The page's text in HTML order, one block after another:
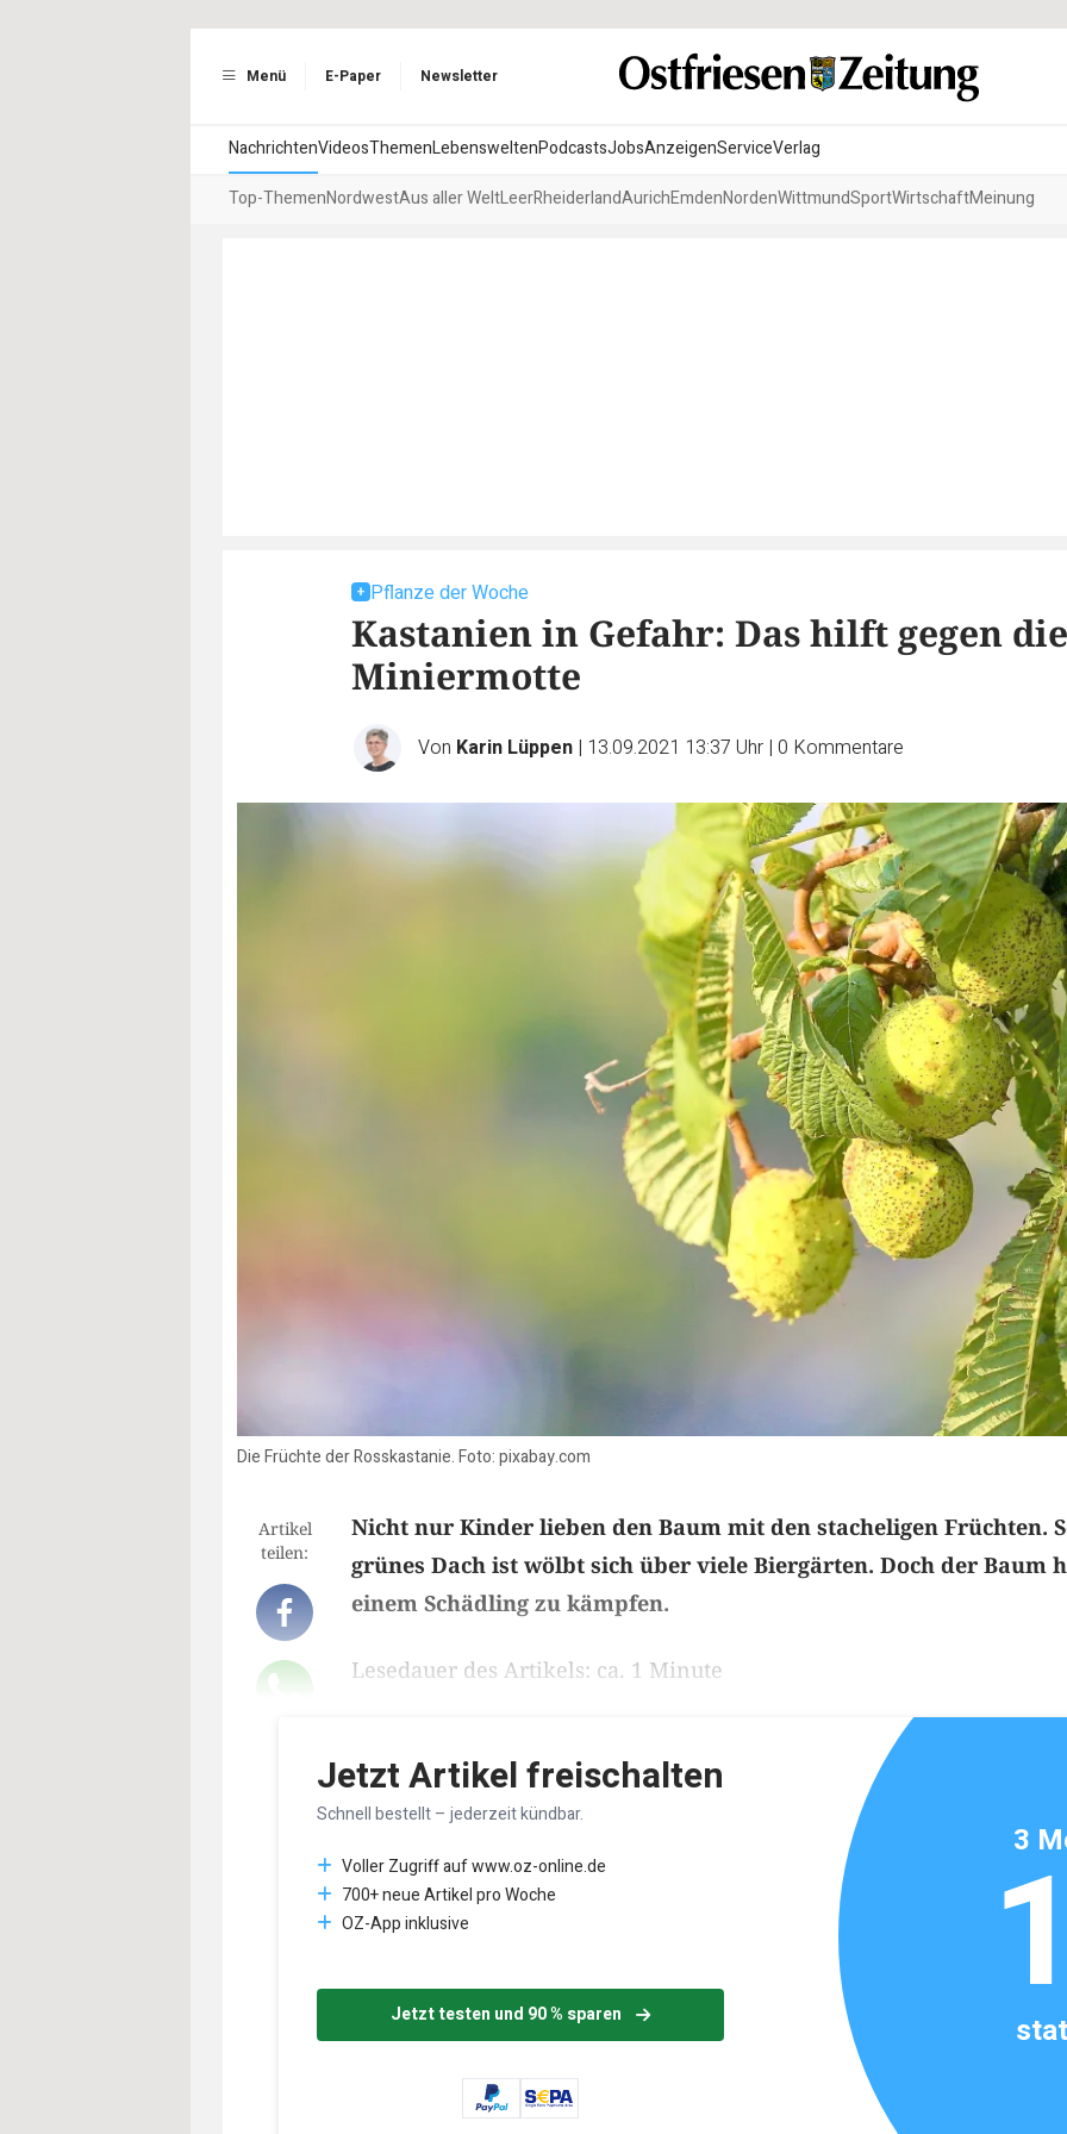
Menü E-Paper Newsletter
NachrichtenVideosThemenLebensweltenPodcastsJobsAnzeigenServiceVerlag
Top-ThemenNordwestAus aller WeltLeerRheiderlandAurichEmdenNordenWittmundSportWirtschaftMeinung
Pflanze der Woche
Kastanien in Gefahr: Das hilft gegen die
Miniermotte
Von Karin Lüppen | 13.09.2021 13:37 Uhr | 0 Kommentare
Die Früchte der Rosskastanie. Foto: pixabay.com
Artikel
teilen:
Nicht nur Kinder lieben den Baum mit den stacheligen Früchten.
grünes Dach ist wölbt sich über viele Biergärten. Doch der Baum
einem Schädling zu kämpfen.
Lesedauer des Artikels: ca. 1 Minute
Jetzt Artikel freischalten
Schnell bestellt – jederzeit kündbar.
Voller Zugriff auf www.oz-online.de
700+ neue Artikel pro Woche
OZ-App inklusive
Jetzt testen und 90 % sparen
3